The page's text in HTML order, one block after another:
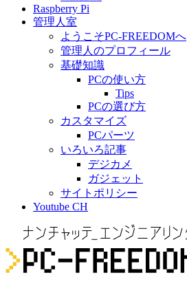
Raspberry Pi
管理人室
ようこそPC-FREEDOMへ
管理人のプロフィール
基礎知識
PCの使い方
Tips
PCの選び方
カスタマイズ
PCパーツ
いろいろ記事
デジカメ
ガジェット
サイトポリシー
Youtube CH